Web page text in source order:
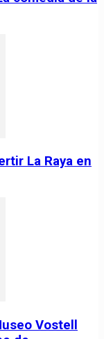
La Raya en
Vostell